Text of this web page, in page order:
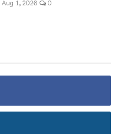
Aug 1, 2026 0